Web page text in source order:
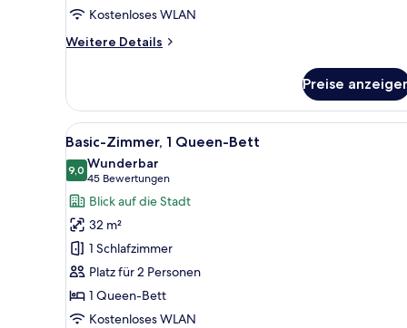
Kostenloses WLAN
Weitere Details
Weitere
2 Doppelbetten
Preise
Alle
Fotos
für
Basic-
Zimmer,
1
Queen-
Bett
anzeigen
Ein Hotelzimmer mit Bett,
8
Basic-Zimmer, 1 Queen-Bett
9,09,0 von 10
Wunderbar
45 Bewertungen
(45
Bewertungen)
Blick auf die Stadt
32 m²
1 Schlafzimmer
Platz für 2 Personen
1 Queen-Bett
Kostenloses WLAN